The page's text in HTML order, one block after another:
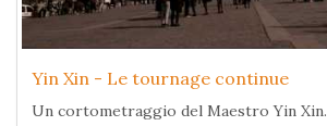
Yin Xin - Le tournage continue
Un cortometraggio del Maestro Yin Xin.